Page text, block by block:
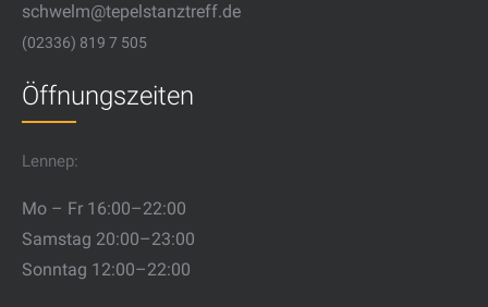
schwelm@tepelstanztreff.de
(02336) 819 7 505
Öffnungszeiten
Lennep:
Mo – Fr 16:00–22:00
Samstag 20:00–23:00
Sonntag 12:00–22:00